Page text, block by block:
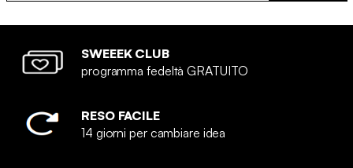
SWEEEK CLUB
programma fedeltà GRATUITO
RESO FACILE
14 giorni per cambiare idea